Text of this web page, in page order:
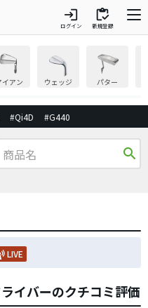
login
ログイン
inventory
新規登録
イアン ウェッジ パター
#Qi4D #G440
search
LIVE
イバーのクチコミ評価